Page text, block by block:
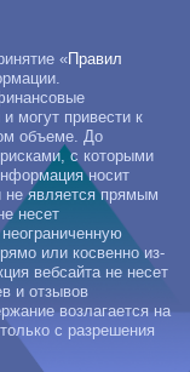
«Правил
могут привести к
объеме. До
с которыми
носит
не является прямым
несет
или косвенно из-
вебсайта не несет
и отзывов
возлагается на
с разрешения